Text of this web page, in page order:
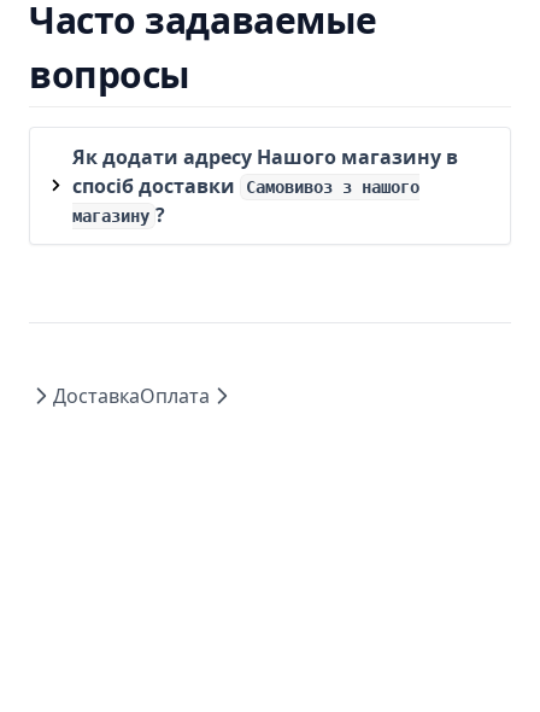
Часто задаваемые
вопросы
Як додати адресу Нашого магазину в
спосіб доставки
Самовивоз з нашого
магазину ?
ДоставкаОплата